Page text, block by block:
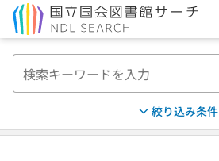
絞り込み条件